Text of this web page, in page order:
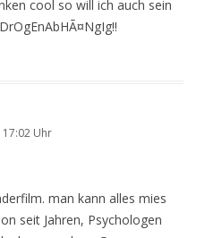
cool so will ich auch sein
Uhr
man kann alles mies
seit Jahren, Psychologen